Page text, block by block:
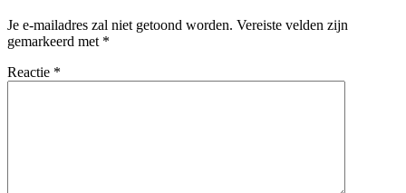
Je e-mailadres zal niet getoond worden. Vereiste velden zijn
gemarkeerd met *
Reactie *